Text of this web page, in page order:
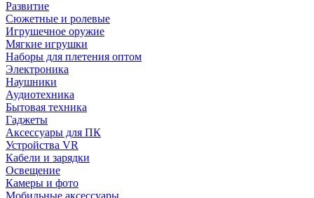
Развитие
Сюжетные и ролевые
Игрушечное оружие
Мягкие игрушки
Наборы для плетения оптом
Электроника
Наушники
Аудиотехника
Бытовая техника
Гаджеты
Аксессуары для ПК
Устройства VR
Кабели и зарядки
Освещение
Камеры и фото
Мобильные аксессуары